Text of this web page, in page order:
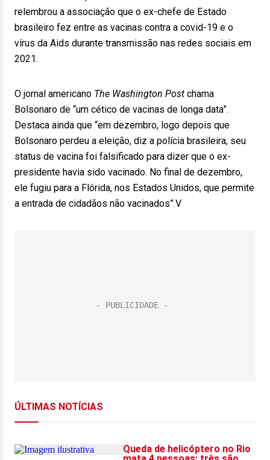
relembrou a associação que o ex-chefe de Estado
brasileiro fez entre as vacinas contra a covid-19 e o
vírus da Aids durante transmissão nas redes sociais em
2021.
O jornal americano The Washington Post chama
Bolsonaro de “um cético de vacinas de longa data”.
Destaca ainda que “em dezembro, logo depois que
Bolsonaro perdeu a eleição, diz a polícia brasileira, seu
status de vacina foi falsificado para dizer que o ex-
presidente havia sido vacinado. No final de dezembro,
ele fugiu para a Flórida, nos Estados Unidos, que permite
a entrada de cidadãos não vacinados”.V